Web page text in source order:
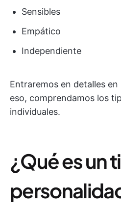
Sensibles
Empático
Independiente
Entraremos en detalles
eso, comprendamos los
individuales.
¿Qué es un